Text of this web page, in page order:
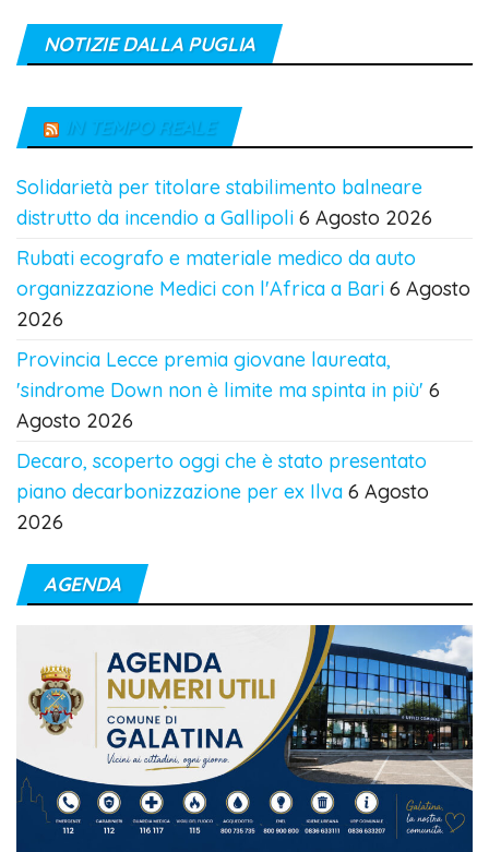
NOTIZIE DALLA PUGLIA
IN TEMPO REALE
Solidarietà per titolare stabilimento balneare
distrutto da incendio a Gallipoli 6 Agosto 2026
Rubati ecografo e materiale medico da auto
organizzazione Medici con l'Africa a Bari 6 Agosto
2026
Provincia Lecce premia giovane laureata,
'sindrome Down non è limite ma spinta in più' 6
Agosto 2026
Decaro, scoperto oggi che è stato presentato
piano decarbonizzazione per ex Ilva 6 Agosto
2026
AGENDA